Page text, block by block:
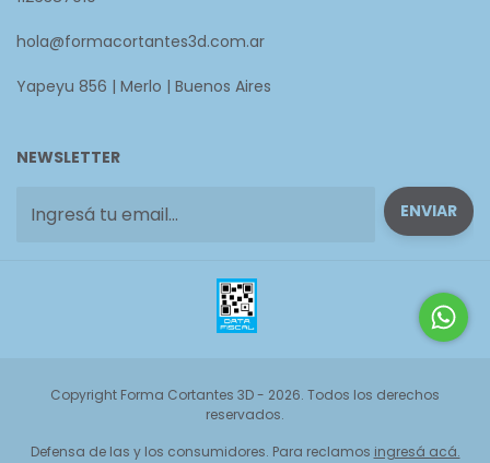
hola@formacortantes3d.com.ar
Yapeyu 856 | Merlo | Buenos Aires
NEWSLETTER
Copyright Forma Cortantes 3D - 2026. Todos los derechos
reservados.
Defensa de las y los consumidores. Para reclamos ingresá acá.